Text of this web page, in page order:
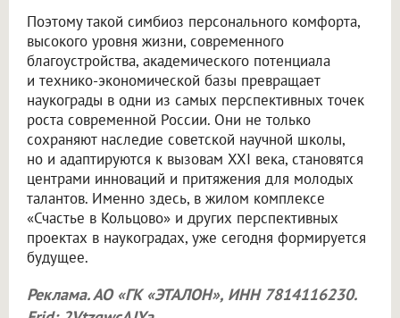
Поэтому такой симбиоз персонального комфорта,
высокого уровня жизни, современного
благоустройства, академического потенциала
и технико-экономической базы превращает
наукограды в одни из самых перспективных точек
роста современной России. Они не только
сохраняют наследие советской научной школы,
но и адаптируются к вызовам XXI века, становятся
центрами инноваций и притяжения для молодых
талантов. Именно здесь, в жилом комплексе
«Счастье в Кольцово» и других перспективных
проектах в наукоградах, уже сегодня формируется
будущее.
Реклама. АО «ГК «ЭТАЛОН», ИНН 7814116230.